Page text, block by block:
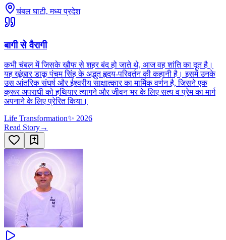
चंबल घाटी, मध्य प्रदेश
बागी से वैरागी
कभी चंबल में जिसके खौफ से शहर बंद हो जाते थे, आज वह शांति का दूत है।
यह खूंखार डाकू पंचम सिंह के अद्भुत हृदय-परिवर्तन की कहानी है। इसमें उनके
उस आंतरिक संघर्ष और ईश्वरीय साक्षात्कार का मार्मिक वर्णन है, जिसने एक
क्रूर अपराधी को हथियार त्यागने और जीवन भर के लिए सत्य व प्रेम का मार्ग
अपनाने के लिए प्रेरित किया।
Life Transformation✨ 2026
Read Story→